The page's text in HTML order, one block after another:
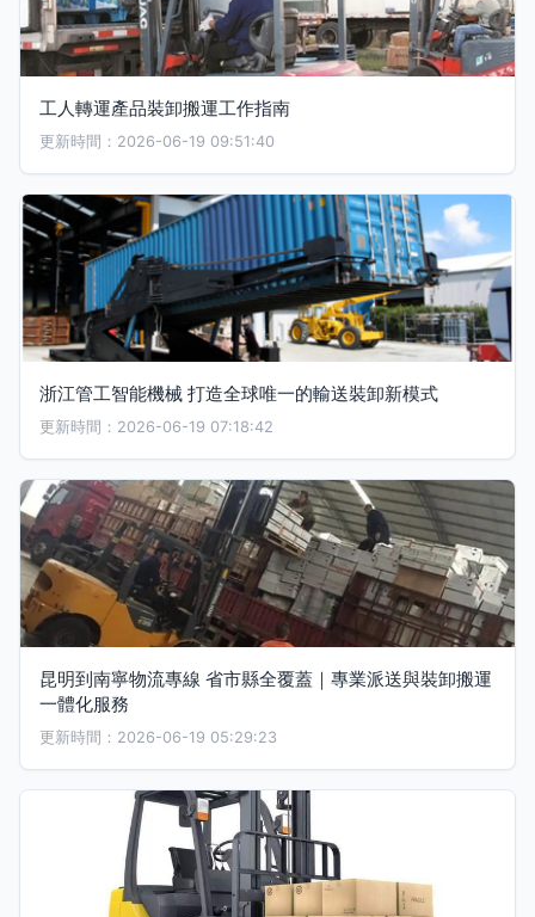
工人轉運產品裝卸搬運工作指南
更新時間：2026-06-19 09:51:40
浙江管工智能機械 打造全球唯一的輸送裝卸新模式
更新時間：2026-06-19 07:18:42
昆明到南寧物流專線 省市縣全覆蓋｜專業派送與裝卸搬運
一體化服務
更新時間：2026-06-19 05:29:23